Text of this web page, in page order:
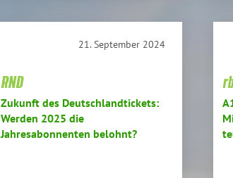
21. September 2024
RND
Zukunft des Deutschlandtickets:
Werden 2025 die
Jahresabonnenten belohnt?